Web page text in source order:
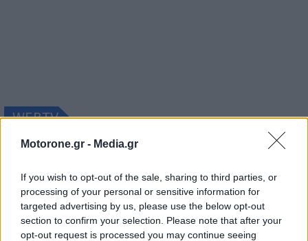
Motorone.gr - Media.gr
If you wish to opt-out of the sale, sharing to third parties, or
processing of your personal or sensitive information for
targeted advertising by us, please use the below opt-out
section to confirm your selection. Please note that after your
opt-out request is processed you may continue seeing
WEBTV